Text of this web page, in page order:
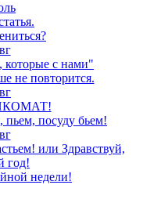
которые с нами"
не повторится.
пьем, посуду бьем!
или Здравствуй,
год!
недели!